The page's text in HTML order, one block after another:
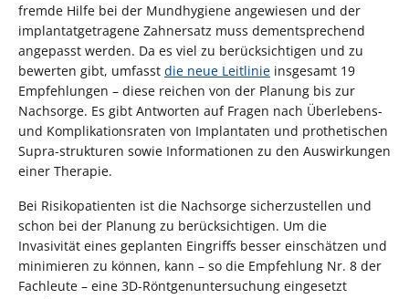
fremde Hilfe bei der Mundhygiene angewiesen und der
implantatgetragene Zahnersatz muss dementsprechend
angepasst werden. Da es viel zu berücksichtigen und zu
bewerten gibt, umfasst die neue Leitlinie insgesamt 19
Empfehlungen – diese reichen von der Planung bis zur
Nachsorge. Es gibt Antworten auf Fragen nach Überlebens-
und Komplikationsraten von Implantaten und prothetischen
Supra-strukturen sowie Informationen zu den Auswirkungen
einer Therapie.
Bei Risikopatienten ist die Nachsorge sicherzustellen und
schon bei der Planung zu berücksichtigen. Um die
Invasivität eines geplanten Eingriffs besser einschätzen und
minimieren zu können, kann – so die Empfehlung Nr. 8 der
Fachleute – eine 3D-Röntgenuntersuchung eingesetzt